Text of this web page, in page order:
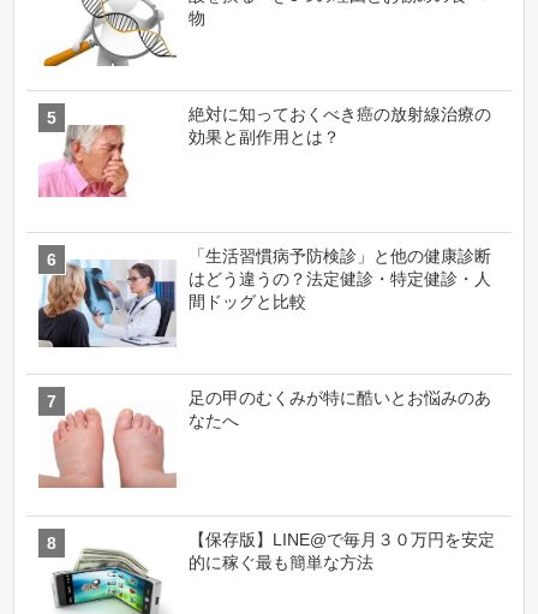
物
絶対に知っておくべき癌の放射線治療の
効果と副作用とは？
「生活習慣病予防検診」と他の健康診断
はどう違うの？法定健診・特定健診・人
間ドッグと比較
足の甲のむくみが特に酷いとお悩みのあ
なたへ
【保存版】LINE@で毎月３０万円を安定
的に稼ぐ最も簡単な方法